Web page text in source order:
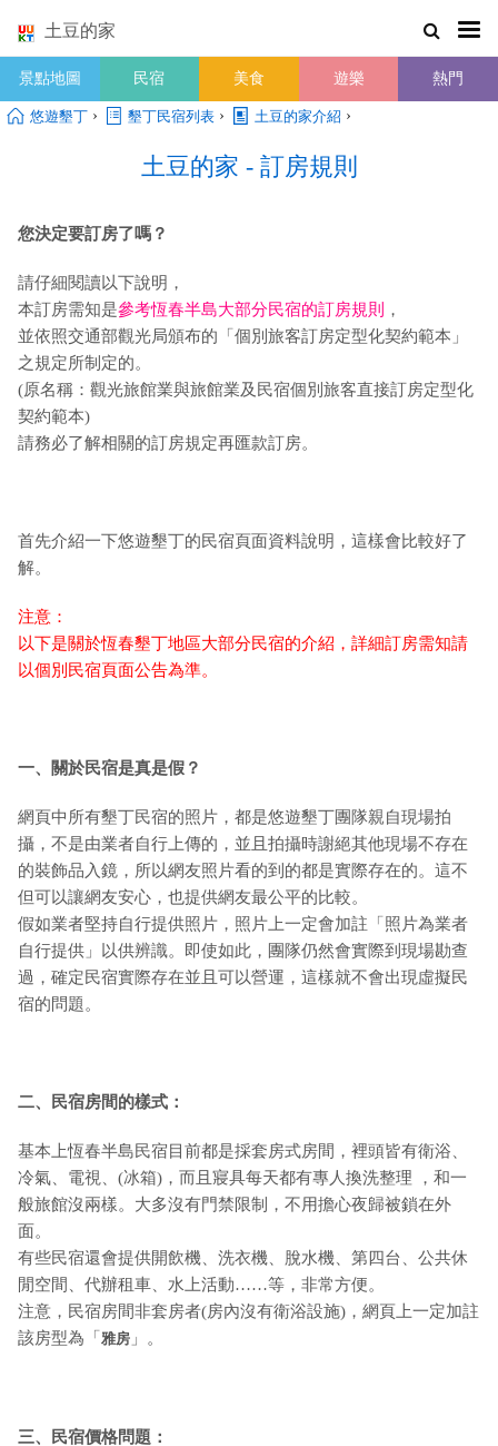
土豆的家
景點地圖 民宿 美食 遊樂 熱門
悠遊墾丁 › 墾丁民宿列表 › 土豆的家介紹 ›
土豆的家 - 訂房規則
您決定要訂房了嗎？
請仔細閱讀以下說明，
本訂房需知是參考恆春半島大部分民宿的訂房規則
，
並依照交通部觀光局頒布的「個別旅客訂房定型化契約範本」
之規定所制定的。
(原名稱：觀光旅館業與旅館業及民宿個別旅客直接訂房定型化
契約範本)
請務必了解相關的訂房規定再匯款訂房。
首先介紹一下悠遊墾丁的民宿頁面資料說明，這樣會比較好了
解。
注意：
以下是關於恆春墾丁地區大部分民宿的介紹，詳細訂房需知請
以個別民宿頁面公告為準。
一、關於民宿是真是假？
網頁中所有墾丁民宿的照片，都是悠遊墾丁團隊親自現場拍
攝，不是由業者自行上傳的，並且拍攝時謝絕其他現場不存在
的裝飾品入鏡，所以網友照片看的到的都是實際存在的。這不
但可以讓網友安心，也提供網友最公平的比較。
假如業者堅持自行提供照片，照片上一定會加註「照片為業者
自行提供」以供辨識。即使如此，團隊仍然會實際到現場勘查
過，確定民宿實際存在並且可以營運，這樣就不會出現虛擬民
宿的問題。
二、民宿房間的樣式：
基本上恆春半島民宿目前都是採套房式房間，裡頭皆有衛浴、
冷氣、電視、(冰箱)，而且寢具每天都有專人換洗整理 ，和一
般旅館沒兩樣。大多沒有門禁限制，不用擔心夜歸被鎖在外
面。
有些民宿還會提供開飲機、洗衣機、脫水機、第四台、公共休
閒空間、代辦租車、水上活動……等，非常方便。
注意，民宿房間非套房者(房內沒有衛浴設施)，網頁上一定加註
該房型為「 雅房 」。
三、民宿價格問題：